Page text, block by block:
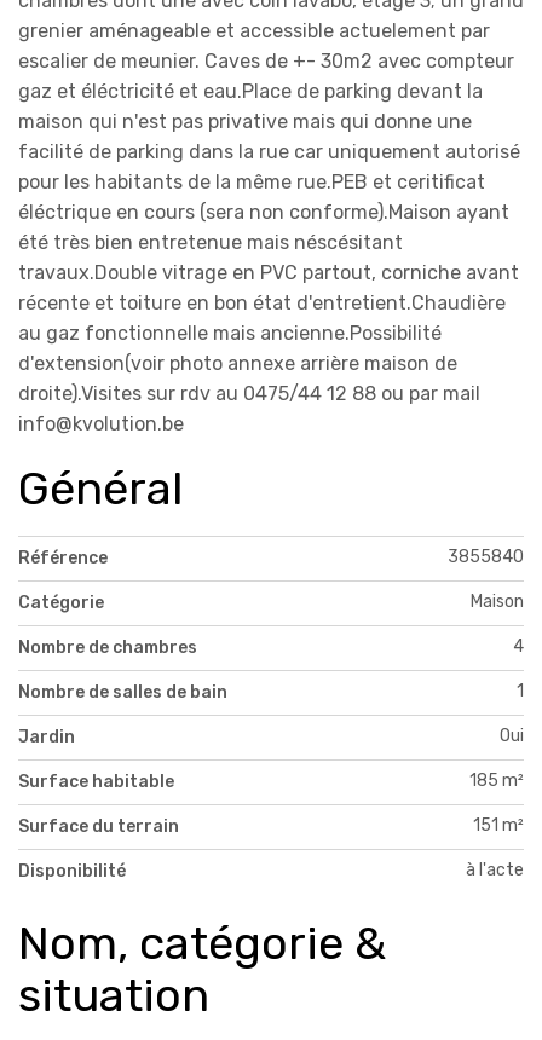
grenier aménageable et accessible actuelement par
escalier de meunier. Caves de +- 30m2 avec compteur
gaz et éléctricité et eau.Place de parking devant la
maison qui n'est pas privative mais qui donne une
facilité de parking dans la rue car uniquement autorisé
pour les habitants de la même rue.PEB et ceritificat
éléctrique en cours (sera non conforme).Maison ayant
été très bien entretenue mais néscésitant
travaux.Double vitrage en PVC partout, corniche avant
récente et toiture en bon état d'entretient.Chaudière
au gaz fonctionnelle mais ancienne.Possibilité
d'extension(voir photo annexe arrière maison de
droite).Visites sur rdv au 0475/44 12 88 ou par mail
info@kvolution.be
Général
Référence 3855840
Catégorie Maison
Nombre de chambres 4
Nombre de salles de bain 1
Jardin Oui
Surface habitable 185 m²
Surface du terrain 151 m²
Disponibilité à l'acte
Nom, catégorie &
situation